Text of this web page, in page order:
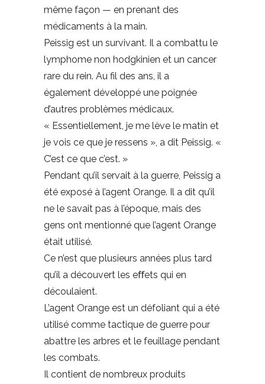
même façon — en prenant des
médicaments à la main.
Peissig est un survivant. Il a combattu le
lymphome non hodgkinien et un cancer
rare du rein. Au fil des ans, il a
également développé une poignée
d’autres problèmes médicaux.
« Essentiellement, je me lève le matin et
je vois ce que je ressens », a dit Peissig. «
C’est ce que c’est. »
Pendant qu’il servait à la guerre, Peissig a
été exposé à l’agent Orange. Il a dit qu’il
ne le savait pas à l’époque, mais des
gens ont mentionné que l’agent Orange
était utilisé.
Ce n’est que plusieurs années plus tard
qu’il a découvert les eﬀets qui en
découlaient.
L’agent Orange est un défoliant qui a été
utilisé comme tactique de guerre pour
abattre les arbres et le feuillage pendant
les combats.
Il contient de nombreux produits